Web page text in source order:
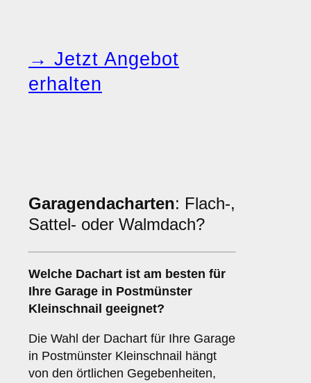
→ Jetzt Angebot
erhalten
Garagendacharten: Flach-,
Sattel- oder Walmdach?
Welche Dachart ist am besten für
Ihre Garage in Postmünster
Kleinschnail geeignet?
Die Wahl der Dachart für Ihre Garage
in Postmünster Kleinschnail hängt
von den örtlichen Gegebenheiten,